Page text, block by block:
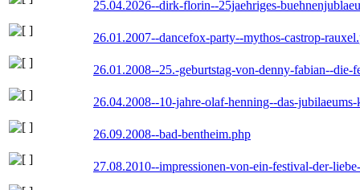
25.04.2026--dirk-florin--25jaehriges-
26.01.2007--dancefox-party--mythos-castrop-
26.01.2008--25.-geburtstag-von-denny-fabian--die-
26.04.2008--10-jahre-olaf-henning--das-
26.09.2008--bad-bentheim.php
27.08.2010--impressionen-von-ein-festival-der-